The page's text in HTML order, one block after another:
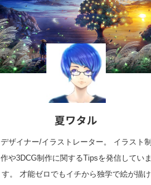
夏ワタル
デザイナー/イラストレーター。 イラスト制
作や3DCG制作に関するTipsを発信していま
す。 才能ゼロでもイチから独学で絵が描け